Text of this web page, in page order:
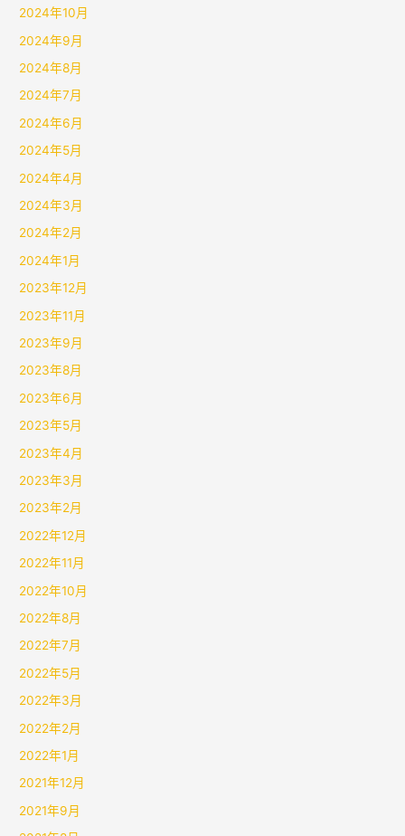
2024年10月
2024年9月
2024年8月
2024年7月
2024年6月
2024年5月
2024年4月
2024年3月
2024年2月
2024年1月
2023年12月
2023年11月
2023年9月
2023年8月
2023年6月
2023年5月
2023年4月
2023年3月
2023年2月
2022年12月
2022年11月
2022年10月
2022年8月
2022年7月
2022年5月
2022年3月
2022年2月
2022年1月
2021年12月
2021年9月